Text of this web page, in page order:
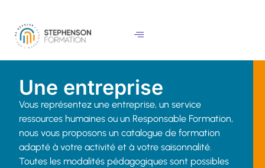
ri
Une entreprise
Vous représentez une entreprise, un service
ressources humaines ou un Responsable Formation,
nous vous proposons un catalogue de formation
adapté à votre activité et à votre saisonnalité.
Toutes les modalités pédagogiques sont possibles